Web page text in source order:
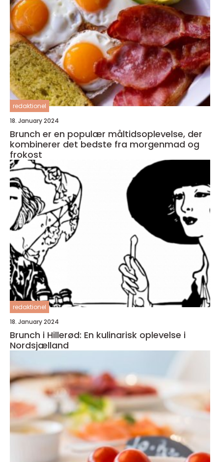
redaktionel
18. January 2024
Brunch er en populær måltidsoplevelse, der
kombinerer det bedste fra morgenmad og
frokost
redaktionel
18. January 2024
Brunch i Hillerød: En kulinarisk oplevelse i
Nordsjælland